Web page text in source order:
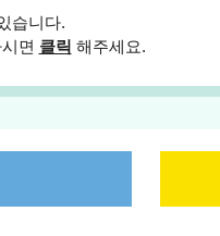
습니다.
면 클릭 해주세요.